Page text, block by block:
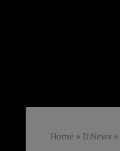
Home » D:News »